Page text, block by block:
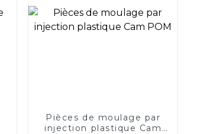
Pièces de moulage par
injection plastique Cam